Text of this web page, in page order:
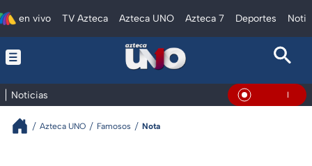
en vivo TV Azteca Azteca UNO Azteca 7 Deportes
Noticias En Vivo
Azteca UNO Famosos Nota